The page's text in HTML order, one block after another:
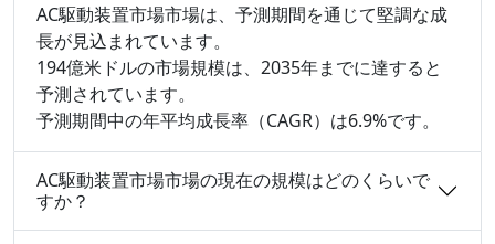
AC駆動装置市場市場は、予測期間を通じて堅調な成
長が見込まれています。
194億米ドルの市場規模は、2035年までに達すると
予測されています。
予測期間中の年平均成長率（CAGR）は6.9%です。
AC駆動装置市場市場の現在の規模はどのくらいで
すか？